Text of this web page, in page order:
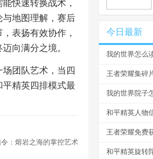
快速转换战术，
地图理解，赛后
表扬有效协作，
向满分之境。
团队艺术，当四
精英四排模式最
：熔岩之海的掌控艺术
今日最新
我的世界怎么
王者荣耀集碎
我的世界院子
和平精英人物
王者荣耀免费